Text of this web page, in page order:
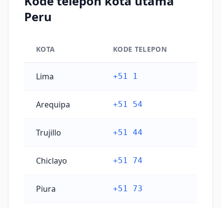
Peru
KOTA KODE TELEPON
Lima +51 1
Arequipa +51 54
Trujillo +51 44
Chiclayo +51 74
Piura +51 73